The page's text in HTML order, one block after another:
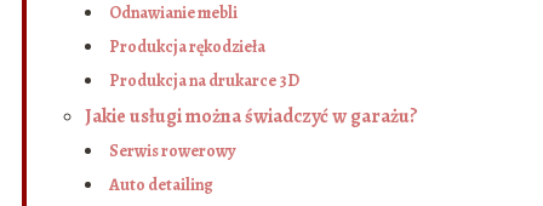
Odnawianie mebli
Produkcja rękodzieła
Produkcja na drukarce 3D
Jakie usługi można świadczyć w garażu?
Serwis rowerowy
Auto detailing